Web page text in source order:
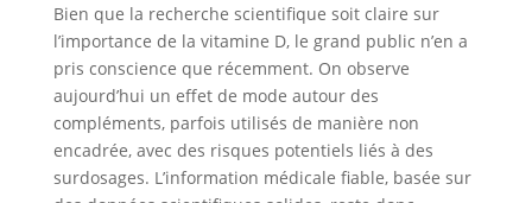
Bien que la recherche scientifique soit claire sur
l’importance de la vitamine D, le grand public n’en a
pris conscience que récemment. On observe
aujourd’hui un effet de mode autour des
compléments, parfois utilisés de manière non
encadrée, avec des risques potentiels liés à des
surdosages. L’information médicale fiable, basée sur